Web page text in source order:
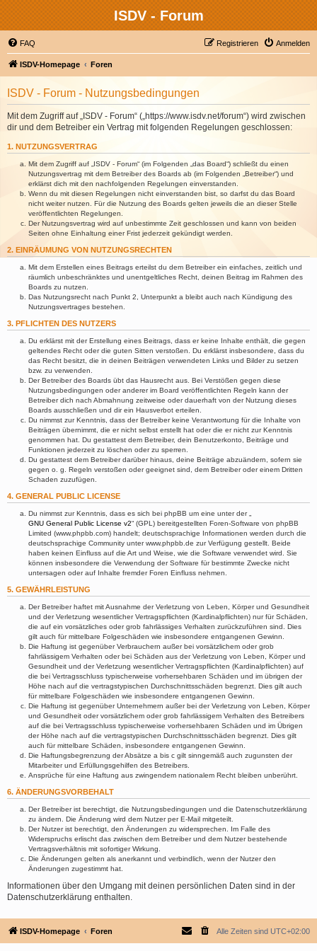
ISDV - Forum
FAQ Anmelden
Registrieren
ISDV-Homepage Foren
ISDV - Forum - Nutzungsbedingungen
Mit dem Zugriff auf „ISDV - Forum“ („https://www.isdv.net/forum“) wird zwischen
dir und dem Betreiber ein Vertrag mit folgenden Regelungen geschlossen:
1. NUTZUNGSVERTRAG
Mit dem Zugriff auf „ISDV - Forum“ (im Folgenden „das Board“) schließt du einen
Nutzungsvertrag mit dem Betreiber des Boards ab (im Folgenden „Betreiber“) und
erklärst dich mit den nachfolgenden Regelungen einverstanden.
Wenn du mit diesen Regelungen nicht einverstanden bist, so darfst du das Board
nicht weiter nutzen. Für die Nutzung des Boards gelten jeweils die an dieser Stelle
veröffentlichten Regelungen.
Der Nutzungsvertrag wird auf unbestimmte Zeit geschlossen und kann von beiden
Seiten ohne Einhaltung einer Frist jederzeit gekündigt werden.
2. EINRÄUMUNG VON NUTZUNGSRECHTEN
Mit dem Erstellen eines Beitrags erteilst du dem Betreiber ein einfaches, zeitlich und
räumlich unbeschränktes und unentgeltliches Recht, deinen Beitrag im Rahmen des
Boards zu nutzen.
Das Nutzungsrecht nach Punkt 2, Unterpunkt a bleibt auch nach Kündigung des
Nutzungsvertrages bestehen.
3. PFLICHTEN DES NUTZERS
Du erklärst mit der Erstellung eines Beitrags, dass er keine Inhalte enthält, die gegen
geltendes Recht oder die guten Sitten verstoßen. Du erklärst insbesondere, dass du
das Recht besitzt, die in deinen Beiträgen verwendeten Links und Bilder zu setzen
bzw. zu verwenden.
Der Betreiber des Boards übt das Hausrecht aus. Bei Verstößen gegen diese
Nutzungsbedingungen oder anderer im Board veröffentlichten Regeln kann der
Betreiber dich nach Abmahnung zeitweise oder dauerhaft von der Nutzung dieses
Boards ausschließen und dir ein Hausverbot erteilen.
Du nimmst zur Kenntnis, dass der Betreiber keine Verantwortung für die Inhalte von
Beiträgen übernimmt, die er nicht selbst erstellt hat oder die er nicht zur Kenntnis
genommen hat. Du gestattest dem Betreiber, dein Benutzerkonto, Beiträge und
Funktionen jederzeit zu löschen oder zu sperren.
Du gestattest dem Betreiber darüber hinaus, deine Beiträge abzuändern, sofern sie
gegen o. g. Regeln verstoßen oder geeignet sind, dem Betreiber oder einem Dritten
Schaden zuzufügen.
4. GENERAL PUBLIC LICENSE
Du nimmst zur Kenntnis, dass es sich bei phpBB um eine unter der „
GNU General Public License v2“ (GPL) bereitgestellten Foren-Software von phpBB
Limited (www.phpbb.com) handelt; deutschsprachige Informationen werden durch die
deutschsprachige Community unter www.phpbb.de zur Verfügung gestellt. Beide
haben keinen Einfluss auf die Art und Weise, wie die Software verwendet wird. Sie
können insbesondere die Verwendung der Software für bestimmte Zwecke nicht
untersagen oder auf Inhalte fremder Foren Einfluss nehmen.
5. GEWÄHRLEISTUNG
Der Betreiber haftet mit Ausnahme der Verletzung von Leben, Körper und Gesundheit
und der Verletzung wesentlicher Vertragspflichten (Kardinalpflichten) nur für Schäden,
die auf ein vorsätzliches oder grob fahrlässiges Verhalten zurückzuführen sind. Dies
gilt auch für mittelbare Folgeschäden wie insbesondere entgangenen Gewinn.
Die Haftung ist gegenüber Verbrauchern außer bei vorsätzlichem oder grob
fahrlässigem Verhalten oder bei Schäden aus der Verletzung von Leben, Körper und
Gesundheit und der Verletzung wesentlicher Vertragspflichten (Kardinalpflichten) auf
die bei Vertragsschluss typischerweise vorhersehbaren Schäden und im übrigen der
Höhe nach auf die vertragstypischen Durchschnittsschäden begrenzt. Dies gilt auch
für mittelbare Folgeschäden wie insbesondere entgangenen Gewinn.
Die Haftung ist gegenüber Unternehmern außer bei der Verletzung von Leben, Körper
und Gesundheit oder vorsätzlichem oder grob fahrlässigem Verhalten des Betreibers
auf die bei Vertragsschluss typischerweise vorhersehbaren Schäden und im Übrigen
der Höhe nach auf die vertragstypischen Durchschnittsschäden begrenzt. Dies gilt
auch für mittelbare Schäden, insbesondere entgangenen Gewinn.
Die Haftungsbegrenzung der Absätze a bis c gilt sinngemäß auch zugunsten der
Mitarbeiter und Erfüllungsgehilfen des Betreibers.
Ansprüche für eine Haftung aus zwingendem nationalem Recht bleiben unberührt.
6. ÄNDERUNGSVORBEHALT
Der Betreiber ist berechtigt, die Nutzungsbedingungen und die Datenschutzerklärung
zu ändern. Die Änderung wird dem Nutzer per E-Mail mitgeteilt.
Der Nutzer ist berechtigt, den Änderungen zu widersprechen. Im Falle des
Widerspruchs erlischt das zwischen dem Betreiber und dem Nutzer bestehende
Vertragsverhältnis mit sofortiger Wirkung.
Die Änderungen gelten als anerkannt und verbindlich, wenn der Nutzer den
Änderungen zugestimmt hat.
Informationen über den Umgang mit deinen persönlichen Daten sind in der
Datenschutzerklärung enthalten.
ISDV-Homepage Foren Alle Zeiten sind UTC+02:00